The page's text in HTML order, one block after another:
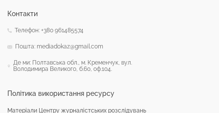
Політика використання ресурсу
Матеріали Центру журналістських розслідувань
Контакти
Телефон: +380 961485574
Пошта: mediadokaz@gmail.com
Де ми: Полтавська обл., м. Кременчук, вул.
Володимира Великого, б.60, оф.104.